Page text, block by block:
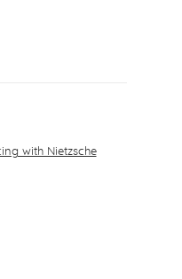
image in a popup: